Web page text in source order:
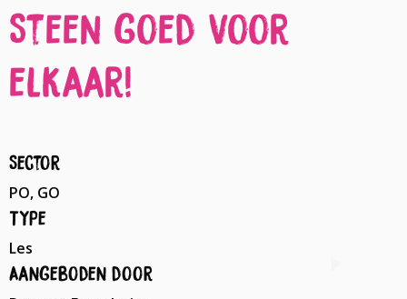
Steen goed voor
elkaar!
Sector
PO, GO
Type
Les
Aangeboden door